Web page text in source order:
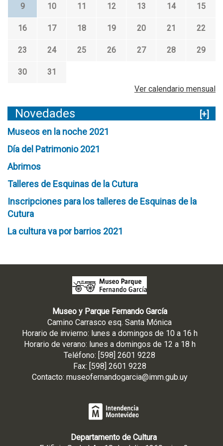
í
a
9 10 11 12 13 14 15
16 17 18 19 20 21 22
23 24 25 26 27 28 29
30
31
Ver calendario mensual
Novedades
[+]
Museos en la noche 2021
Día del Patrimonio 2021
Abrimos
Talleres de Esquinas de la Cutura
Inscripciones para los talleres de Esquinas de la
Cutura
La cultura va por barrios 2021
Museo y Parque Fernando García
Camino Carrasco esq. Santa Mónica
Horario de invierno: lunes a domingos de 10 a 16 h
Horario de verano: lunes a domingos de 12 a 18 h
Teléfono: [598] 2601 9228
Fax: [598] 2601 9228
Contacto: museofernandogarcia@imm.gub.uy
Departamento de Cultura